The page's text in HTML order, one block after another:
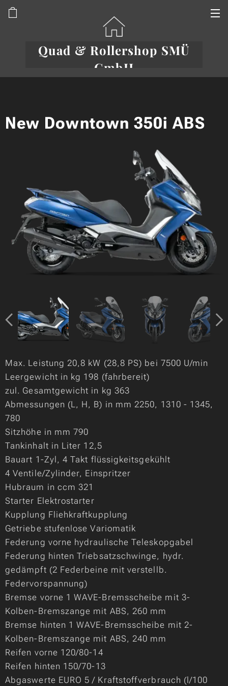
Quad & Rollershop SMÜ
GmbH
New Downtown 350i ABS
Max. Leistung 20,8 kW (28,8 PS) bei 7500 U/min
Leergewicht in kg 198 (fahrbereit)
zul. Gesamtgewicht in kg 363
Abmessungen (L, H, B) in mm 2250, 1310 - 1345,
780
Sitzhöhe in mm 790
Tankinhalt in Liter 12,5
Bauart 1-Zyl, 4 Takt flüssigkeitsgekühlt
4 Ventile/Zylinder, Einspritzer
Hubraum in ccm 321
Starter Elektrostarter
Kupplung Fliehkraftkupplung
Getriebe stufenlose Variomatik
Federung vorne hydraulische Teleskopgabel
Federung hinten Triebsatzschwinge, hydr.
gedämpft (2 Federbeine mit verstellb.
Federvorspannung)
Bremse vorne 1 WAVE-Bremsscheibe mit 3-
Kolben-Bremszange mit ABS, 260 mm
Bremse hinten 1 WAVE-Bremsscheibe mit 2-
Kolben-Bremszange mit ABS, 240 mm
Reifen vorne 120/80-14
Reifen hinten 150/70-13
Abgaswerte EURO 5 / Kraftstoffverbrauch (l/100